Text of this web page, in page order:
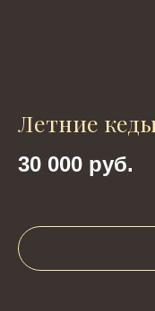
Летние
30 000 руб.